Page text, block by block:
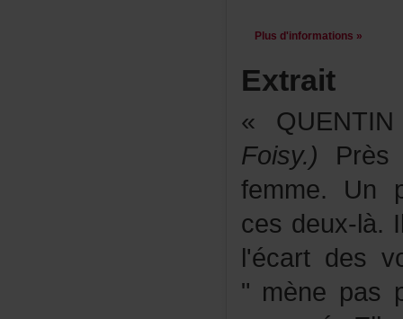
Plusd'informations»
Extrait
Foisy.)
cesdeux-